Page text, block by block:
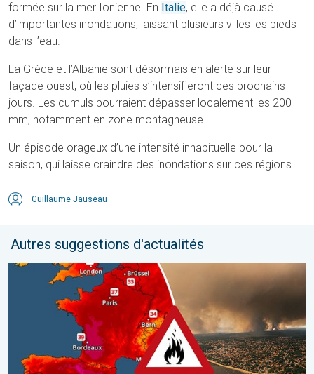
formée sur la mer Ionienne. En Italie, elle a déjà causé
d’importantes inondations, laissant plusieurs villes les pieds
dans l’eau.
La Grèce et l’Albanie sont désormais en alerte sur leur
façade ouest, où les pluies s’intensifieront ces prochains
jours. Les cumuls pourraient dépasser localement les 200
mm, notamment en zone montagneuse.
Un épisode orageux d’une intensité inhabituelle pour la
saison, qui laisse craindre des inondations sur ces régions.
Guillaume Jauseau
Autres suggestions d'actualités
Le sud-ouest de la France brûle vivement. Milliers de sinistrés.